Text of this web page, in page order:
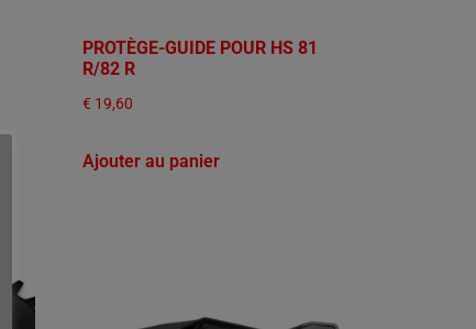
PROTÈGE-GUIDE POUR HS 81
R/82 R
€ 19,60
Ajouter au panier